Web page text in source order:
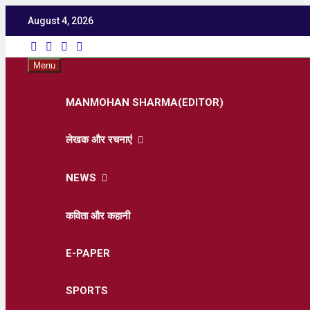
August 4, 2026
Menu
MANMOHAN SHARMA(EDITOR)
लेखक और रचनाएं
NEWS
कविता और कहानी
E-PAPER
SPORTS